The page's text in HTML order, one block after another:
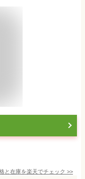
と在庫を楽天でチェック >>